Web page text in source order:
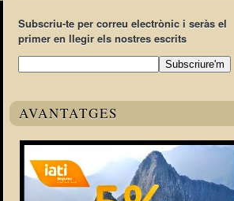
Subscriu-te per correu electrònic i seràs el
primer en llegir els nostres escrits
AVANTATGES